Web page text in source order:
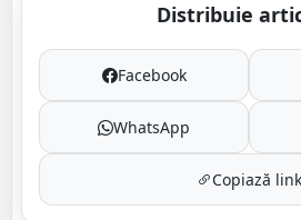
Distribuie
Facebook
WhatsApp
Copiază link